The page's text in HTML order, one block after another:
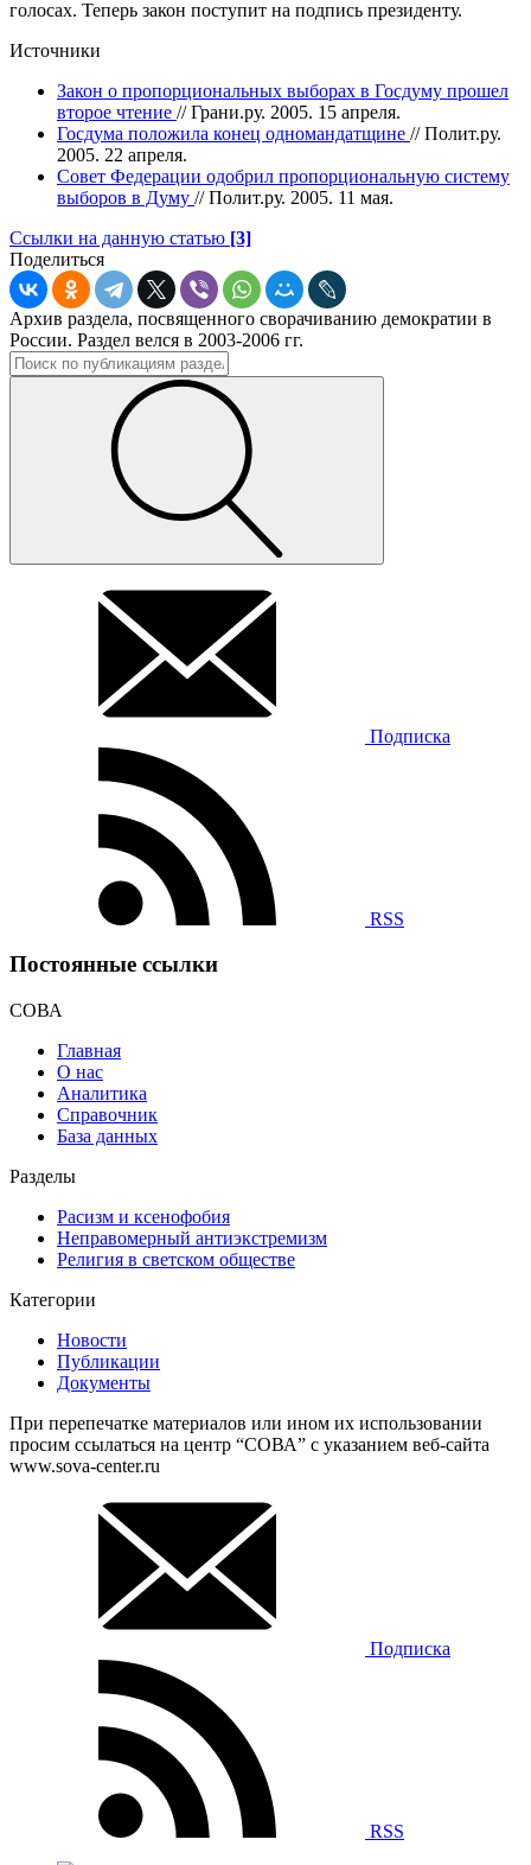
голосах. Теперь закон поступит на подпись президенту.
Источники
Закон о пропорциональных выборах в Госдуму прошел
второе чтение // Грани.ру. 2005. 15 апреля.
Госдума положила конец одномандатщине // Полит.ру.
2005. 22 апреля.
Совет Федерации одобрил пропорциональную систему
выборов в Думу // Полит.ру. 2005. 11 мая.
Ссылки на данную статью [3]
Поделиться
Архив раздела, посвященного сворачиванию демократии в
России. Раздел велся в 2003-2006 гг.
Подписка
RSS
Постоянные ссылки
СОВА
Главная
О нас
Аналитика
Справочник
База данных
Разделы
Расизм и ксенофобия
Неправомерный антиэкстремизм
Религия в светском обществе
Категории
Новости
Публикации
Документы
При перепечатке материалов или ином их использовании
просим ссылаться на центр “СОВА” с указанием веб-сайта
www.sova-center.ru
Подписка
RSS